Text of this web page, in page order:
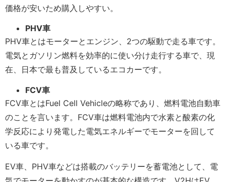
価格が安いため購入しやすい。
PHV車
PHV車とはモーターとエンジン、2つの駆動で走る車です。
電気とガソリン燃料を効率的に使い分け走行する車で、現
在、日本で最も普及しているエコカーです。
FCV車
FCV車とはFuel Cell Vehicleの略称であり、燃料電池自動車
のことを言います。FCV車は燃料電池内で水素と酸素の化
学反応により発電した電気エネルギーでモーターを回して
いる車です。
EV車、PHV車などは搭載のバッテリーを蓄電池として、電